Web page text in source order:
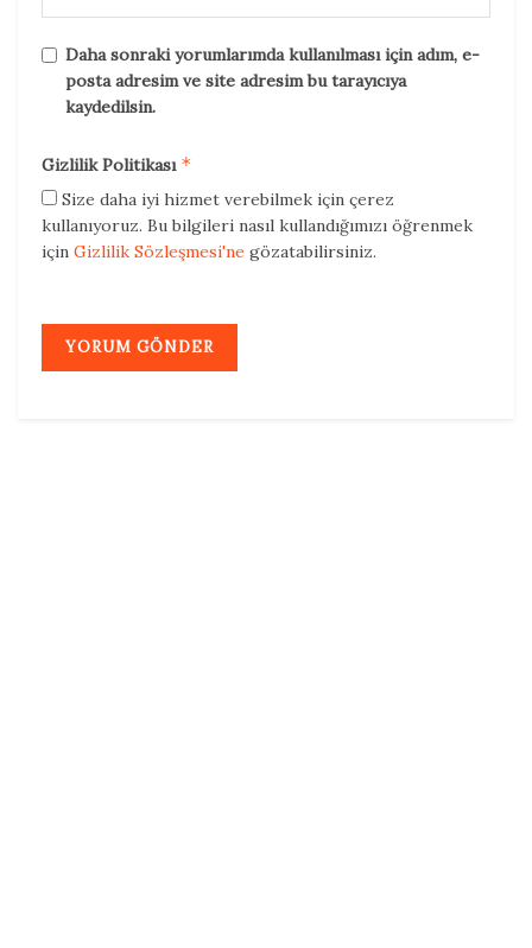
Daha sonraki yorumlarımda kullanılması için adım, e-
posta adresim ve site adresim bu tarayıcıya
kaydedilsin.
Gizlilik Politikası *
Size daha iyi hizmet verebilmek için çerez
kullanıyoruz. Bu bilgileri nasıl kullandığımızı öğrenmek
için Gizlilik Sözleşmesi'ne gözatabilirsiniz.